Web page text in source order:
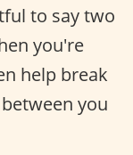
to say two
you're
help break
you